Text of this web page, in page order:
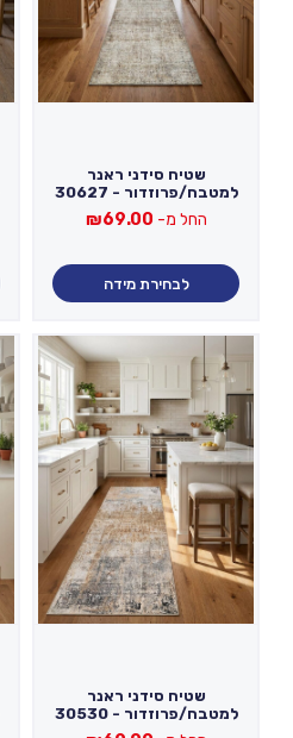
שטיח סידני ראנר
למטבח/פרוזדור - 30627
החל מ- ₪69.00
לבחירת מידה
שטיח סידני ראנר
למטבח/פרוזדור - 30530